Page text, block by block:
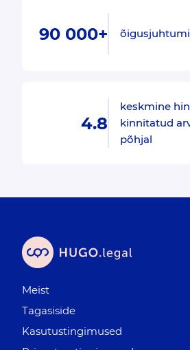
90 000+
4.8
keskmine
kinnitatud
põhjal
Meist
Tagasiside
Kasutustingimused